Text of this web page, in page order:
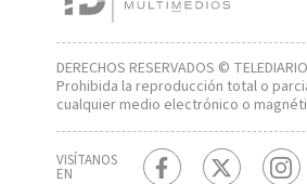
DERECHOS RESERVADOS ©
Prohibida la reproducción total o
cualquier medio electrónico o
VISÍTANOS
EN